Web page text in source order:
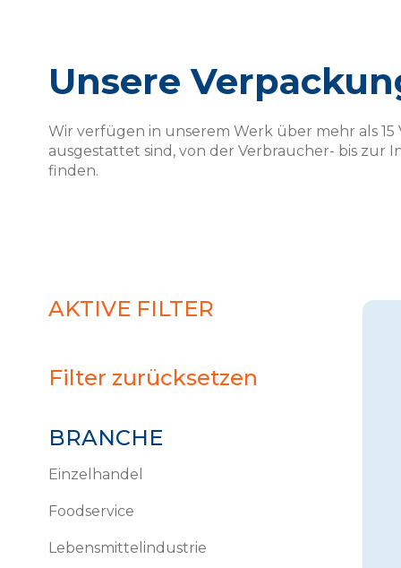
Unsere
Wir verfügen in unserem Werk über mehr als
ausgestattet sind, von der Verbraucher- bis zur
finden.
AKTIVE FILTER
Filter zurücksetzen
BRANCHE
Einzelhandel
Foodservice
Lebensmittelindustrie